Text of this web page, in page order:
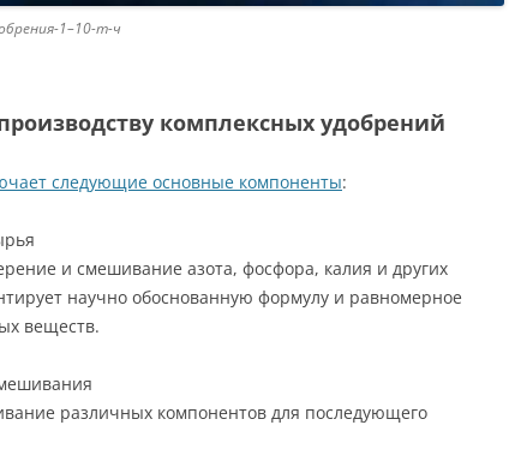
1–10-т-ч
комплексных удобрений
следующие основные компоненты:
и смешивание азота, фосфора, калия и других
научно обоснованную формулу и равномерное
веществ.
различных компонентов для последующего